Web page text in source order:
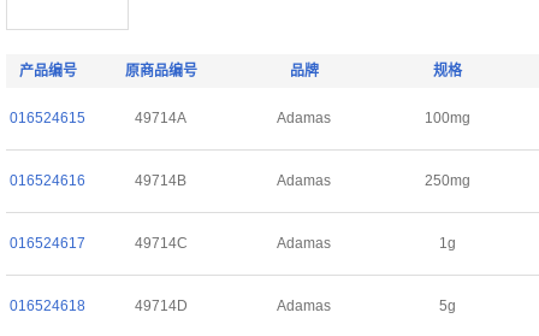
产品编号 原商品编号 品牌 规格
016524615 49714A Adamas 100mg
016524616 49714B Adamas 250mg
016524617 49714C Adamas 1g
016524618 49714D Adamas 5g